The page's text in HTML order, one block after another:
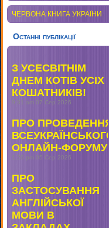
ЧЕРВОНА КНИГА УКРАЇНИ
Останні публікації
З УСЕСВІТНІМ
ДНЕМ КОТІВ УСІХ
КОШАТНИКІВ!
9:31 am 07 Сер 2026
ПРО ПРОВЕДЕННЯ
ВСЕУКРАЇНСЬКОГО
ОНЛАЙН-ФОРУМУ
1:20 pm 05 Сер 2026
ПРО
ЗАСТОСУВАННЯ
АНГЛІЙСЬКОЇ
МОВИ В